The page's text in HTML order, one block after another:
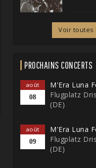
Voir toutes
PROCHAINS CONCERTS
août
08
M'Era Luna
Flugplatz
(DE)
août
09
M'Era Luna
Flugplatz
(DE)